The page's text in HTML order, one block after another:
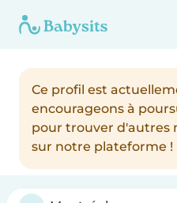
Ce profil est
encourageons à
pour trouver d'autres
sur notre plateforme !